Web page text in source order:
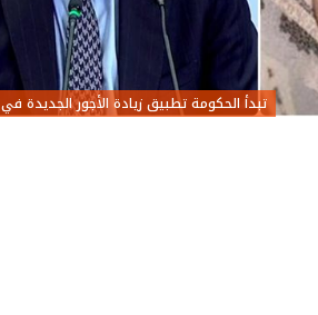
تبدأ الحكومة تطبيق زيادة الأجور الجديدة في 1 يوليو 2026